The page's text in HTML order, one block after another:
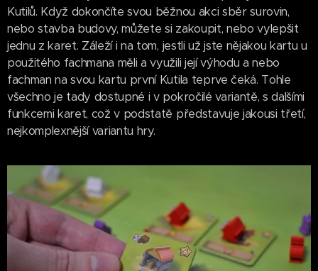
Kutilů. Když dokončíte svou běžnou akci sběr surovin,
nebo stavba budovy, můžete si zakoupit, nebo vylepšit
jednu z karet. Záleží i na tom, jestli už jste nějakou kartu u
použitého fachmana měli a využili její výhodu a nebo
fachman na svou kartu první Kutila teprve čeká. Tohle
všechno je tady dostupné i v pokročilé variantě, s dalšími
funkcemi karet, což v podstatě představuje jakousi třetí,
nejkomplexnější variantu hry.